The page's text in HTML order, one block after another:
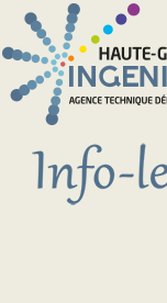
Aller au contenu principal